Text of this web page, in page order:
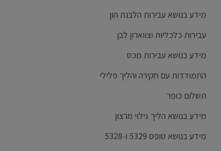
מידע בנושא עבירות הלבנת הון
עבירות כלכליות וצווארון לבן
מידע בנושא עבירות מכס
התמודדות עם חקירה והליך פלילי
תשלום כופר
מידע בנושא הליך גילוי מרצון
מידע בנושא טופס 5329 ו-5328